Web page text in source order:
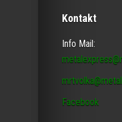
Kontakt
Info Mail:
Facebook